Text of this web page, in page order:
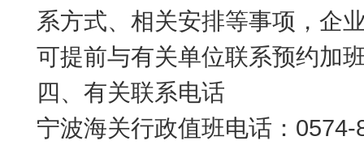
系方式、相关安排等事项，企
可提前与有关单位联系预约加
四、有关联系电话
宁波海关行政值班电话：0574-